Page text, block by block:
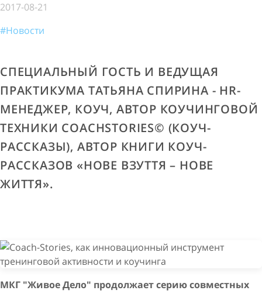
2017-08-21
#Новости
СПЕЦИАЛЬНЫЙ ГОСТЬ И ВЕДУЩАЯ
ПРАКТИКУМА ТАТЬЯНА СПИРИНА - HR-
МЕНЕДЖЕР, КОУЧ, АВТОР КОУЧИНГОВОЙ
ТЕХНИКИ COACHSTORIES© (КОУЧ-
РАССКАЗЫ), АВТОР КНИГИ КОУЧ-
РАССКАЗОВ «НОВЕ ВЗУТТЯ – НОВЕ
ЖИТТЯ».
МКГ "Живое Дело" продолжает серию совместных